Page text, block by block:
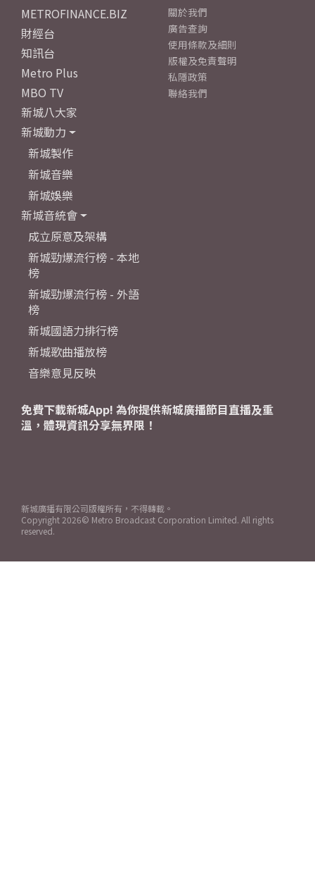
METROFINANCE.BIZ
財經台
知訊台
Metro Plus
MBO TV
新城八大家
新城動力
新城製作
新城音樂
新城娛樂
新城音統會
成立原意及架構
新城勁爆流行榜 - 本地
榜
新城勁爆流行榜 - 外語
榜
新城國語力排行榜
新城歌曲播放榜
音樂意見反映
關於我們
廣告查詢
使用條款及細則
版權及免責聲明
私隱政策
聯絡我們
免費下載新城App! 為你提供新城廣播節目直播及重
溫，體現資訊分享無界限！
新城廣播有限公司版權所有，不得轉載。
Copyright 2026© Metro Broadcast Corporation Limited. All rights
reserved.